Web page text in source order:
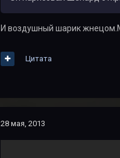
И воздушный шарик
Цитата
28 мая, 2013